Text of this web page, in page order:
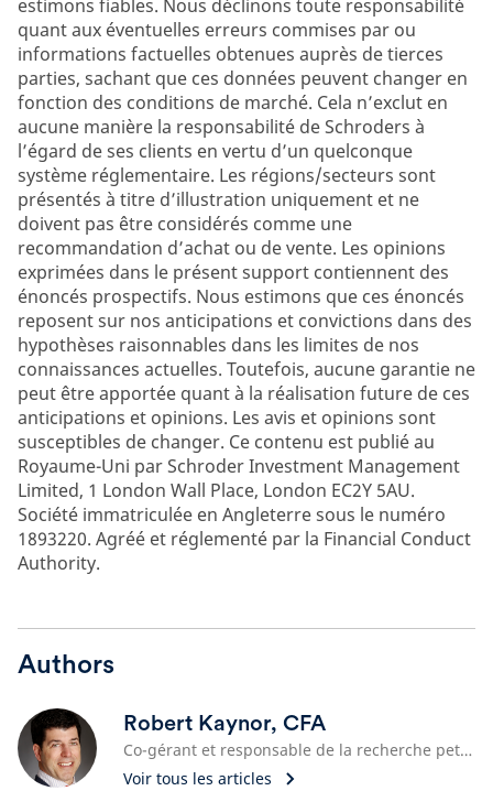
estimons fiables. Nous déclinons toute responsabilité
quant aux éventuelles erreurs commises par ou
informations factuelles obtenues auprès de tierces
parties, sachant que ces données peuvent changer en
fonction des conditions de marché. Cela n’exclut en
aucune manière la responsabilité de Schroders à
l’égard de ses clients en vertu d’un quelconque
système réglementaire. Les régions/secteurs sont
présentés à titre d’illustration uniquement et ne
doivent pas être considérés comme une
recommandation d’achat ou de vente. Les opinions
exprimées dans le présent support contiennent des
énoncés prospectifs. Nous estimons que ces énoncés
reposent sur nos anticipations et convictions dans des
hypothèses raisonnables dans les limites de nos
connaissances actuelles. Toutefois, aucune garantie ne
peut être apportée quant à la réalisation future de ces
anticipations et opinions. Les avis et opinions sont
susceptibles de changer. Ce contenu est publié au
Royaume-Uni par Schroder Investment Management
Limited, 1 London Wall Place, London EC2Y 5AU.
Société immatriculée en Angleterre sous le numéro
1893220. Agréé et réglementé par la Financial Conduct
Authority.
Authors
Robert Kaynor, CFA
Co-gérant et responsable de la recherche petites et moyennes valeurs US
Voir tous les articles